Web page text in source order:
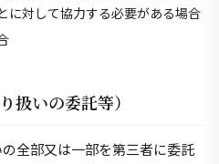
に対して協力する必要がある場合
扱いの委託等）
全部又は一部を第三者に委託